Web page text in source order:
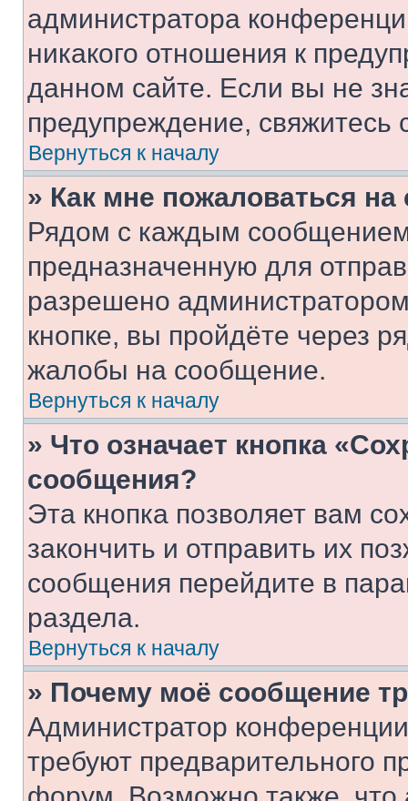
администратора
никакого отношения к
данном сайте. Если вы не
предупреждение,
Вернуться к началу
» Как мне пожаловаться
Рядом с каждым сообщением
предназначенную для
разрешено
кнопке, вы пройдёте через
жалобы на сообщение.
Вернуться к началу
» Что означает кнопка
сообщения?
Эта кнопка позволяет вам
закончить и отправить их
сообщения перейдите в
раздела.
Вернуться к началу
» Почему моё сообщение
Администратор
требуют предварительного